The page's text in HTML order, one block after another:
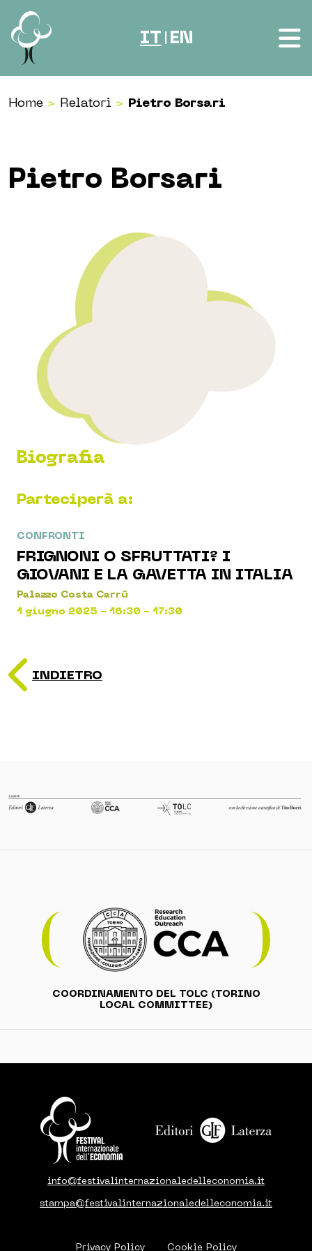
Vai al contenuto
IT EN
Home > Relatori > Pietro Borsari
Pietro Borsari
Biografia
Parteciperà a:
CONFRONTI
FRIGNONI O SFRUTTATI? I
GIOVANI E LA GAVETTA IN ITALIA
Palazzo Costa Carrù
1 giugno 2025 - 16:30 - 17:30
INDIETRO
COORDINAMENTO DEL TOLC (TORINO
LOCAL COMMITTEE)
info@festivalinternazionaledelleconomia.it
stampa@festivalinternazionaledelleconomia.it
Privacy Policy Cookie Policy